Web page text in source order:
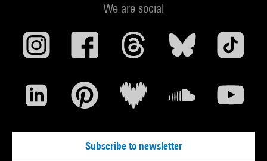
We are social
Subscribe to newsletter